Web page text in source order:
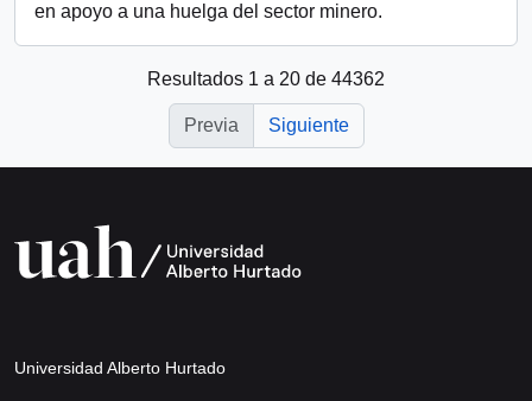
en apoyo a una huelga del sector minero.
Resultados 1 a 20 de 44362
Previa Siguiente
Universidad Alberto Hurtado